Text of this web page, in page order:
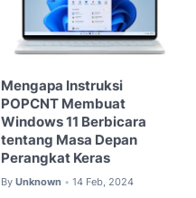
Mengapa Instruksi
POPCNT Membuat
Windows 11 Berbicara
tentang Masa Depan
Perangkat Keras
By Unknown • 14 Feb, 2024